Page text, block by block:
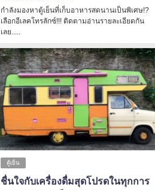
กำลังมองหาตู้เย็นที่เก็บอาหารสดนานเป็นพิเศษ!?
เลือกอีเลคโทรลักซ์!!! ติดตามอ่านรายละเอียดกัน
เลย.....
ตู้เย็น
ชื่นใจกับเครื่องดื่มสุดโปรดในทุกการ